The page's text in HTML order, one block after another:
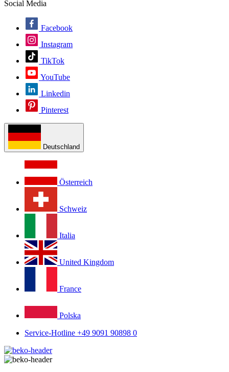
Social Media
Facebook
Instagram
TikTok
YouTube
Linkedin
Pinterest
Deutschland
Österreich
Schweiz
Italia
United Kingdom
France
Polska
Service-Hotline +49 9091 90898 0